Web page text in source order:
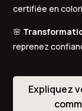
certifiée en
🌸
reprenez
Expliquez